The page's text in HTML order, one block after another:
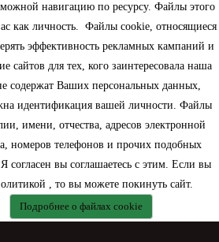
навигацию по ресурсу. Файлы этого
как личность. Файлы cookie, относящиеся
эффективность рекламных кампаний и
сайтов для тех, кого заинтересовала наша
содержат Ваших персональных данных,
идентификация вашей личности. Файлы
имени, отчества, адресов электронной
номеров телефонов и прочих подобных
вы соглашаетесь с этим. Если вы
, то вы можете покинуть сайт.
Подробнее о файлах cookie